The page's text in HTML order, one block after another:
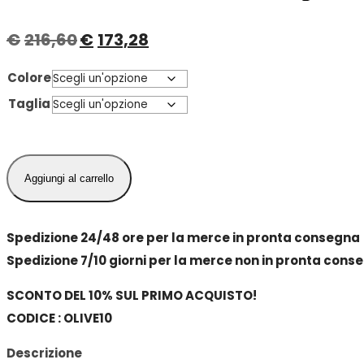
€216,60Il
originale
era:
€ 173,28
attuale
Colore
Taglia
Dondi
Home
Completo
Copripiumino
quantità
Aggiungi al carrello
Spedizione 24/48 ore per la merce in pronta consegna
Spedizione 7/10 giorni per la merce non in pronta
SCONTO DEL 10% SUL PRIMO ACQUISTO!
CODICE : OLIVE10
Descrizione